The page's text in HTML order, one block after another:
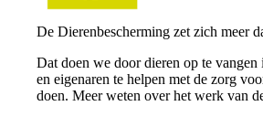
De Dierenbescherming zet zich meer
Dat doen we door dieren op te vangen
en eigenaren te helpen met de zorg
doen. Meer weten over het werk van